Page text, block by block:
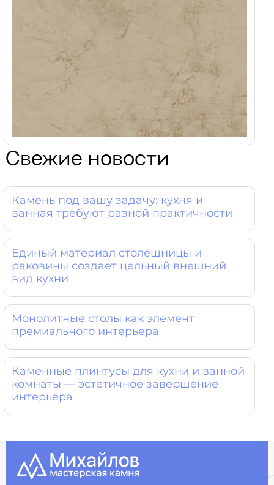
Свежие новости
Камень под вашу задачу: кухня и
ванная требуют разной практичности
Единый материал столешницы и
раковины создает цельный внешний
вид кухни
Монолитные столы как элемент
премиального интерьера
Каменные плинтусы для кухни и ванной
комнаты — эстетичное завершение
интерьера